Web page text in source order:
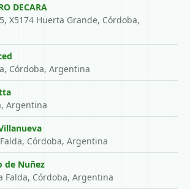
DECARA
X5174 Huerta Grande, Córdoba,
Córdoba, Argentina
Argentina
Córdoba, Argentina
de Nuñez
Falda, Córdoba, Argentina